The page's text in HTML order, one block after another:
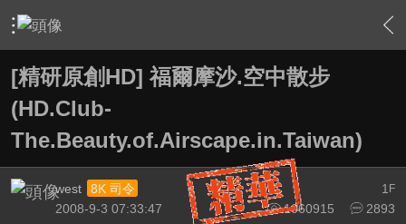
› 影片創作區 › 精研原創作品(下載區) › 內容
[精研原創HD] 福爾摩沙.空中散步
(HD.Club-
The.Beauty.of.Airscape.in.Taiwan)
1 F
west
8K 司令
1060915
2893
2008-9-3 07:33:47